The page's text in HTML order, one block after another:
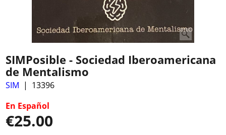
SIMPosible - Sociedad Iberoamericana
de Mentalismo
SIM
13396
En Español
€25.00